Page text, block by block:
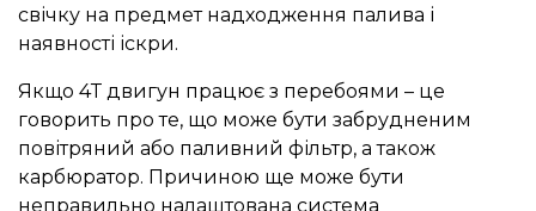
свічку на предмет надходження палива і
наявності іскри.
Якщо 4Т двигун працює з перебоями – це
говорить про те, що може бути забрудненим
повітряний або паливний фільтр, а також
карбюратор. Причиною ще може бути
неправильно налаштована система